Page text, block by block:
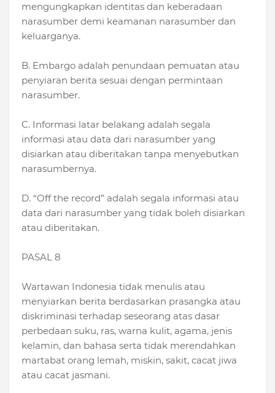
mengungkapkan identitas dan keberadaan
narasumber demi keamanan narasumber dan
keluarganya.
B. Embargo adalah penundaan pemuatan atau
penyiaran berita sesuai dengan permintaan
narasumber.
C. Informasi latar belakang adalah segala
informasi atau data dari narasumber yang
disiarkan atau diberitakan tanpa menyebutkan
narasumbernya.
D. “Off the record” adalah segala informasi atau
data dari narasumber yang tidak boleh disiarkan
atau diberitakan.
PASAL 8
Wartawan Indonesia tidak menulis atau
menyiarkan berita berdasarkan prasangka atau
diskriminasi terhadap seseorang atas dasar
perbedaan suku, ras, warna kulit, agama, jenis
kelamin, dan bahasa serta tidak merendahkan
martabat orang lemah, miskin, sakit, cacat jiwa
atau cacat jasmani.